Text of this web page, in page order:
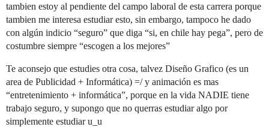
tambien estoy al pendiente del campo laboral de esta carrera porque
tambien me interesa estudiar esto, sin embargo, tampoco he dado
con algún indicio “seguro” que diga “si, en chile hay pega”, pero de
costumbre siempre “escogen a los mejores”
Te aconsejo que estudies otra cosa, talvez Diseño Grafico (es un
area de Publicidad + Informática) =/ y animación es mas
“entretenimiento + informática”, porque en la vida NADIE tiene
trabajo seguro, y supongo que no querras estudiar algo por
simplemente estudiar u_u